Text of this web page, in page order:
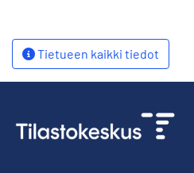
Tietueen kaikki tiedot